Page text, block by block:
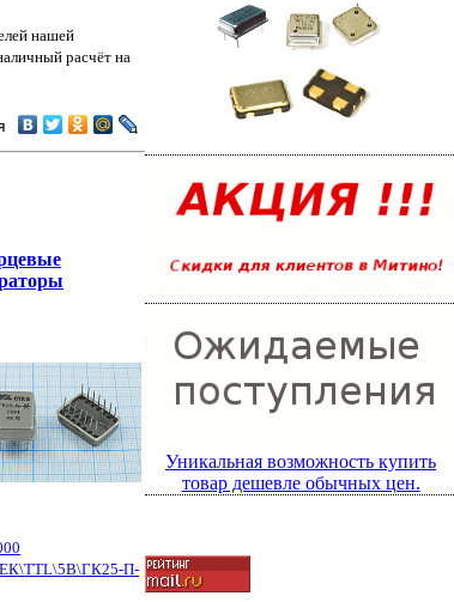
нашей
расчёт на
П-
Уникальная возможность купить
товар дешевле обычных цен.